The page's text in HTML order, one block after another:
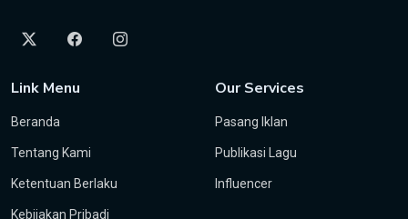
Link Menu
Beranda
Tentang Kami
Ketentuan Berlaku
Kebijakan Pribadi
Our Services
Pasang Iklan
Publikasi Lagu
Influencer